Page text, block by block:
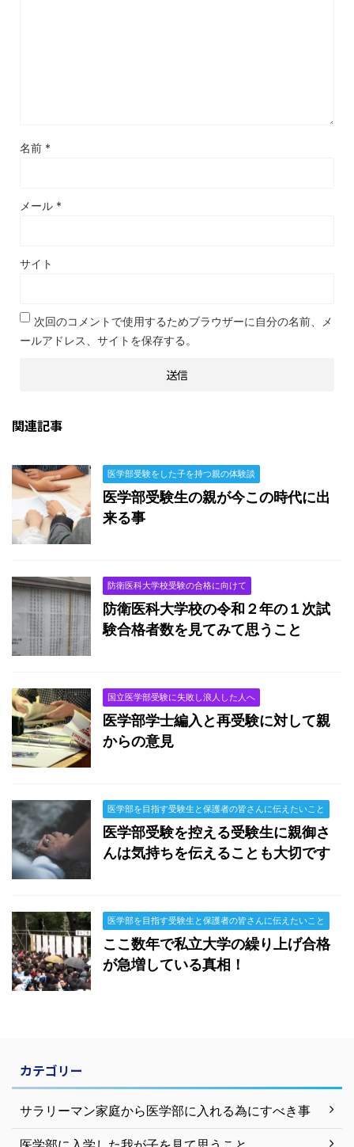
名前 *
メール *
サイト
次回のコメントで使用するためブラウザーに自分の名前、メ
ールアドレス、サイトを保存する。
関連記事
医学部受験をした子を持つ親の体験談
医学部受験生の親が今この時代に出
来る事
防衛医科大学校受験の合格に向けて
防衛医科大学校の令和２年の１次試
験合格者数を見てみて思うこと
国立医学部受験に失敗し浪人した人へ
医学部学士編入と再受験に対して親
からの意見
医学部を目指す受験生と保護者の皆さんに伝えたいこと
医学部受験を控える受験生に親御さ
んは気持ちを伝えることも大切です
医学部を目指す受験生と保護者の皆さんに伝えたいこと
ここ数年で私立大学の繰り上げ合格
が急増している真相！
カテゴリー
サラリーマン家庭から医学部に入れる為にすべき事